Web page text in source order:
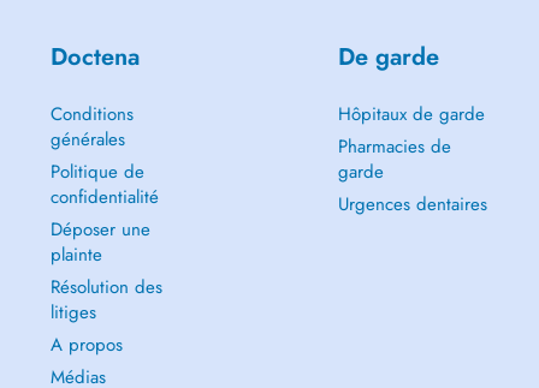
Doctena
Conditions
générales
Politique de
confidentialité
Déposer une
plainte
Résolution des
litiges
A propos
Médias
De garde
Hôpitaux de garde
Pharmacies de
garde
Urgences dentaires